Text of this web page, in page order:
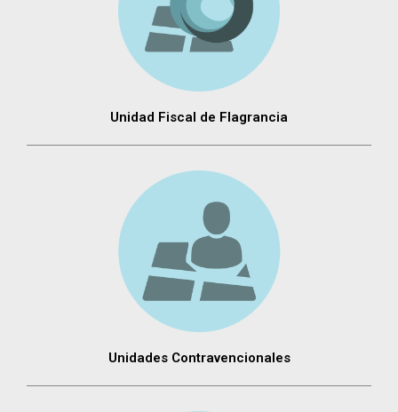
Unidad Fiscal de Flagrancia
Unidades Contravencionales